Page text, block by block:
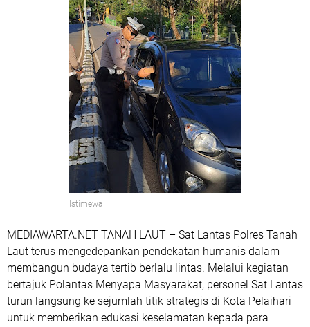
Istimewa
MEDIAWARTA.NET TANAH LAUT – Sat Lantas Polres Tanah
Laut terus mengedepankan pendekatan humanis dalam
membangun budaya tertib berlalu lintas. Melalui kegiatan
bertajuk Polantas Menyapa Masyarakat, personel Sat Lantas
turun langsung ke sejumlah titik strategis di Kota Pelaihari
untuk memberikan edukasi keselamatan kepada para